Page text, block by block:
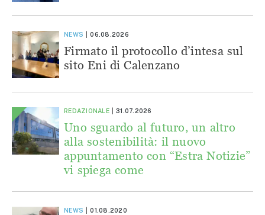
NEWS 06.08.2026
Firmato il protocollo d’intesa sul
sito Eni di Calenzano
REDAZIONALE 31.07.2026
Uno sguardo al futuro, un altro
alla sostenibilità: il nuovo
appuntamento con “Estra Notizie”
vi spiega come
NEWS 01.08.2020